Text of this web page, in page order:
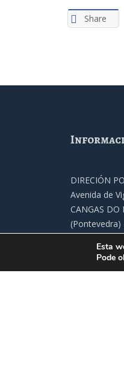
Share
DIRECIÓN
Avenida de
CANGAS DO
(Pontevedra)
+34 986 305
Esta
Pode